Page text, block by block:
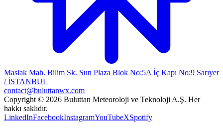
Maslak Mah. Bilim Sk. Sun Plaza Blok No:5A İç Kapı No:9 Sarıyer
/ İSTANBUL
contact@buluttanwx.com
Copyright © 2026 Buluttan Meteoroloji ve Teknoloji A.Ş. Her
hakkı saklıdır.
LinkedInFacebookInstagramYouTubeXSpotify